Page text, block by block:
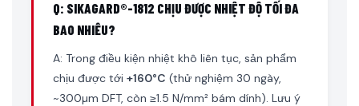
Q: SIKAGARD®-1812 CHỊU ĐƯỢC NHIỆT ĐỘ TỐI ĐA
BAO NHIÊU?
A: Trong điều kiện nhiệt khô liên tục, sản phẩm
chịu được tới +160°C (thử nghiệm 30 ngày,
~300µm DFT, còn ≥1.5 N/mm² bám dính). Lưu ý